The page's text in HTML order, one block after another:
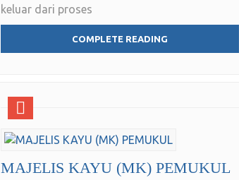
keluar dari proses
COMPLETE READING
MAJELIS KAYU (MK) PEMUKUL